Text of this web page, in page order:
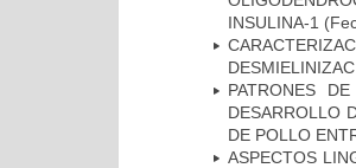
INSULINA-1
PATRONES
DESARROLLO
DE POLLO
ASPECTOS